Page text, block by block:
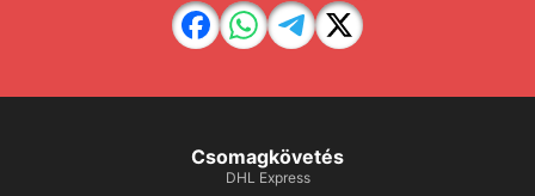
Csomagkövetés
DHL Express